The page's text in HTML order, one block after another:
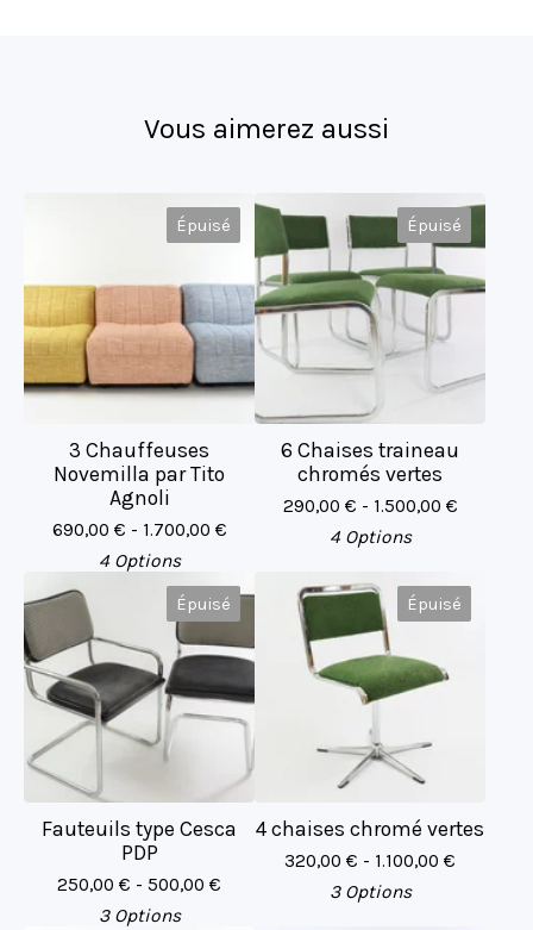
Vous aimerez aussi
Épuisé
3 Chauffeuses
Novemilla par Tito
Agnoli
690,00 € - 1.700,00 €
4 Options
Épuisé
6 Chaises traineau
chromés vertes
290,00 € - 1.500,00 €
4 Options
Épuisé
Fauteuils type Cesca
PDP
250,00 € - 500,00 €
3 Options
Épuisé
4 chaises chromé vertes
320,00 € - 1.100,00 €
3 Options